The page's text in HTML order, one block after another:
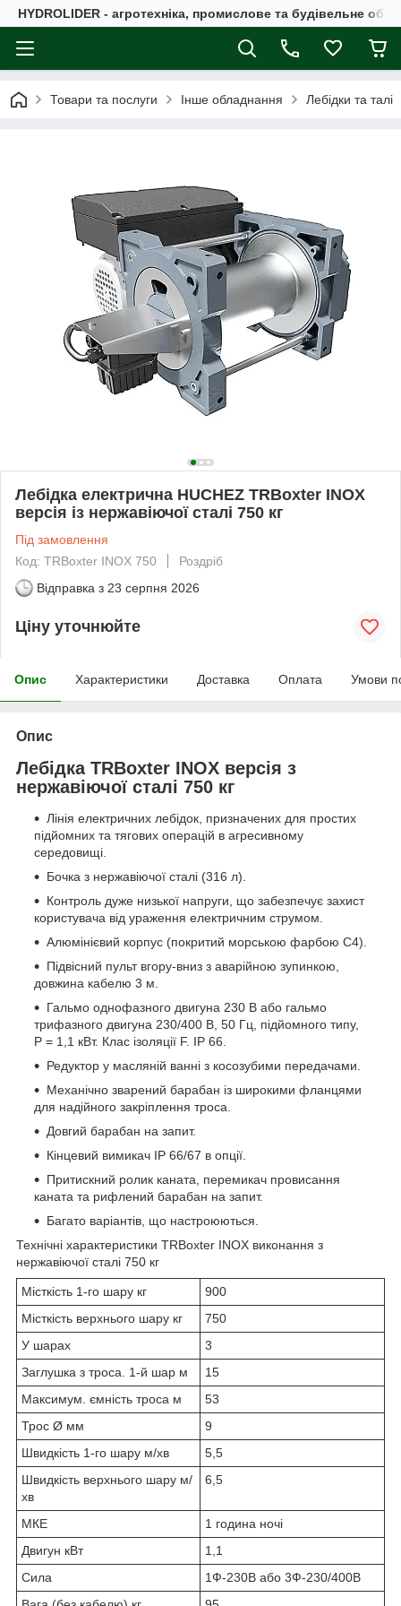
HYDROLIDER - агротехніка, промислове та будівельне
Товари та послуги Інше обладнання Лебідки та талі
Лебідка електрична HUCHEZ TRBoxter INOX
версія із нержавіючої сталі 750 кг
Під замовлення
Код: TRBoxter INOX 750
Роздріб
Відправка з 23 серпня 2026
Ціну уточнюйте
Опис Характеристики Доставка Оплата Умови
Опис
Лебідка TRBoxter INOX версія з
нержавіючої сталі 750 кг
Лінія електричних лебідок, призначених для простих
підйомних та тягових операцій в агресивному
середовищі.
Бочка з нержавіючої сталі (316 л).
Контроль дуже низької напруги, що забезпечує захист
користувача від ураження електричним струмом.
Алюмінієвий корпус (покритий морською фарбою C4).
Підвісний пульт вгору-вниз з аварійною зупинкою,
довжина кабелю 3 м.
Гальмо однофазного двигуна 230 В або гальмо
трифазного двигуна 230/400 В, 50 Гц, підйомного типу,
P = 1,1 кВт. Клас ізоляції F. IP 66.
Редуктор у масляній ванні з косозубими передачами.
Механічно зварений барабан із широкими фланцями
для надійного закріплення троса.
Довгий барабан на запит.
Кінцевий вимикач IP 66/67 в опції.
Притискний ролик каната, перемикач провисання
каната та рифлений барабан на запит.
Багато варіантів, що настроюються.
Технічні характеристики TRBoxter INOX виконання з
нержавіючої сталі 750 кг
Місткість 1-го шару кг
900
Місткість верхнього шару кг
750
У шарах
3
Заглушка з троса. 1-й шар м
15
Максимум. ємність троса м
53
Трос Ø мм
9
Швидкість 1-го шару м/хв
5,5
Швидкість верхнього шару м/
хв
6,5
МКЕ
1 година ночі
Двигун кВт
1,1
Сила
1Ф-230В або 3Ф-230/400В